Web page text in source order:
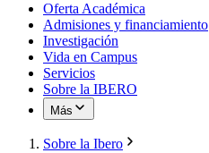
Oferta Académica
Admisiones y financiamiento
Investigación
Vida en Campus
Servicios
Sobre la IBERO
Más
Sobre la Ibero